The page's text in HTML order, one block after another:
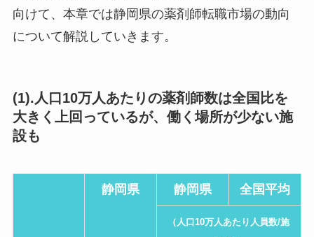
向けて、本章では静岡県の薬剤師転職市場の動向
について解説していきます。
(1).人口10万人あたりの薬剤師数は全国比を
大きく上回っているが、働く場所が少ない施
設も
静岡県 静岡県 全国平均
（人口10万人あたり人員数/施